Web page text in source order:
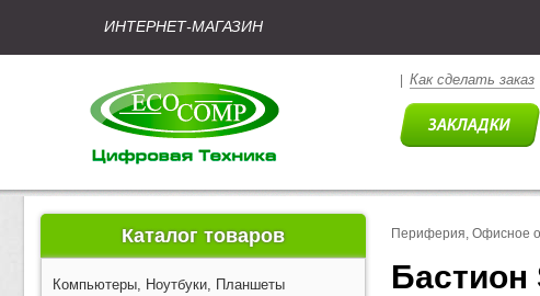
ИНТЕРНЕТ-МАГАЗИН
Как сделать заказ
Каталог товаров
Компьютеры, Ноутбуки, Планшеты
Периферия, Офисное
Бастион